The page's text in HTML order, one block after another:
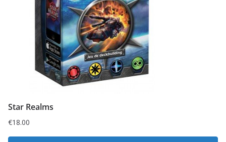
Star Realms
€18.00